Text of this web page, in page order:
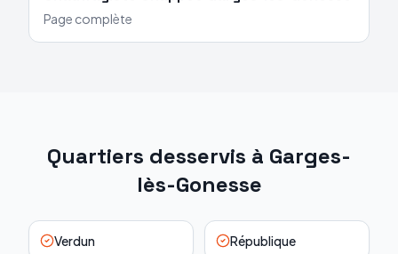
Page complète
Quartiers desservis à Garges-
lès-Gonesse
Verdun République